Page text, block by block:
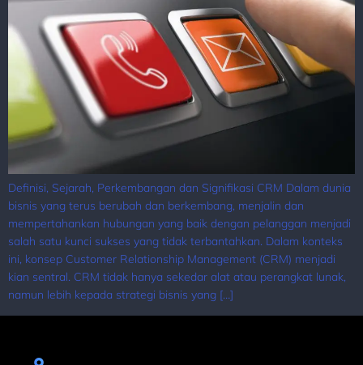
Definisi, Sejarah, Perkembangan dan Signifikasi CRM Dalam dunia
bisnis yang terus berubah dan berkembang, menjalin dan
mempertahankan hubungan yang baik dengan pelanggan menjadi
salah satu kunci sukses yang tidak terbantahkan. Dalam konteks
ini, konsep Customer Relationship Management (CRM) menjadi
kian sentral. CRM tidak hanya sekedar alat atau perangkat lunak,
namun lebih kepada strategi bisnis yang […]